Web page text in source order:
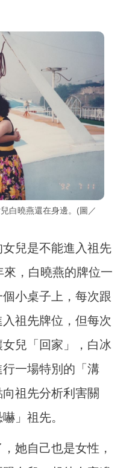
白曉燕還在身邊。(圖／
兒是不能進入祖先
，白曉燕的牌位一
小桌子上，每次跟
祖先牌位，但每次
兒「回家」，白冰
一場特別的「溝
祖先分析利害關
」祖先。
她自己也是女性，